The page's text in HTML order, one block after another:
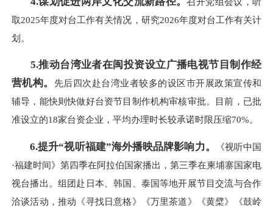
取2025年度对台工作有关情况，研究2026年度对台工作有关计
划。
5.推动台湾业者在闽投资设立广播电视节目制作经
营机构。
先后四次赴台湾业者较多的设区市开展政策宣传和
辅导，能快则快做好台资节目制作机构审核审批。目前，已批
准设立的18家台资企业，平均办理时长较承诺时限压缩70%。
6.提升“视听福建”海外播映品牌影响力。
《视听中国
·福建时间》第四季在阿拉伯国家播出，第三季在柬埔寨国家电
视台播出。组团赴日本、韩国、泰国等地开展节目交流与合作
洽谈活动，推动《寻找日意格》《万里茶道》《黄檗》《鼓岭